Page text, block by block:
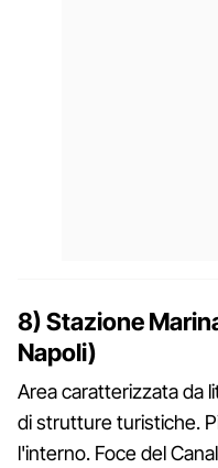
8) Stazione
Napoli)
Area caratterizzata da
di strutture turistiche.
l'interno. Foce del